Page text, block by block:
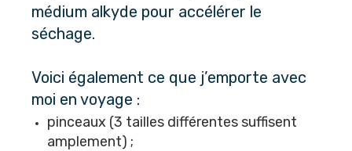
médium alkyde pour accélérer le
séchage.
Voici également ce que j’emporte avec
moi en voyage :
pinceaux (3 tailles différentes suffisent
amplement) ;